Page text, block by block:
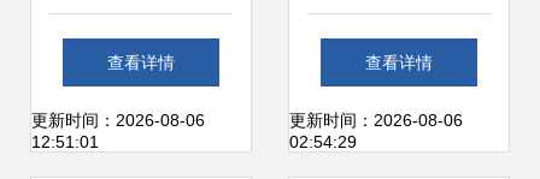
如何利用优质素材
提升品牌吸引力
查看详情
更新时间：2026-08-06
12:51:01
食物竟是身边的治
病良方与新鲜水果
查看详情
更新时间：2026-08-06
02:54:29